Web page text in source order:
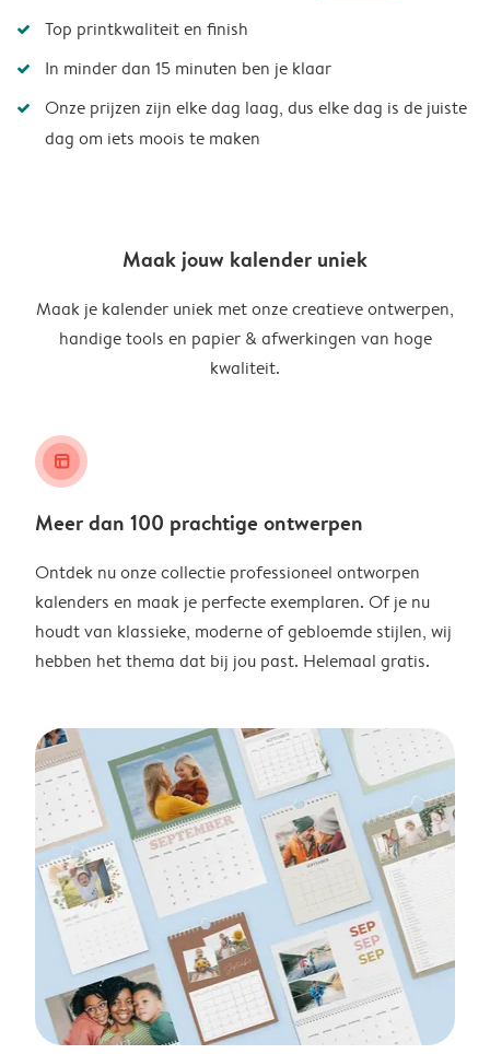
Top printkwaliteit en finish
In minder dan 15 minuten ben je klaar
Onze prijzen zijn elke dag laag, dus elke dag is de juiste
dag om iets moois te maken
Maak jouw kalender uniek
Maak je kalender uniek met onze creatieve ontwerpen,
handige tools en papier & afwerkingen van hoge
kwaliteit.
layout_alt
Meer dan 100 prachtige ontwerpen
Ontdek nu onze collectie professioneel ontworpen
kalenders en maak je perfecte exemplaren. Of je nu
houdt van klassieke, moderne of gebloemde stijlen, wij
hebben het thema dat bij jou past. Helemaal gratis.